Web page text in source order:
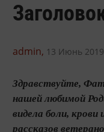
admin, 13 Июнь
Здравствуйте,
нашей любимой
видела боли, крови
рассказов